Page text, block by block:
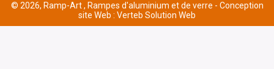
© 2026, Ramp-Art , Rampes d'aluminium et de verre - Conception
site Web : Verteb Solution Web